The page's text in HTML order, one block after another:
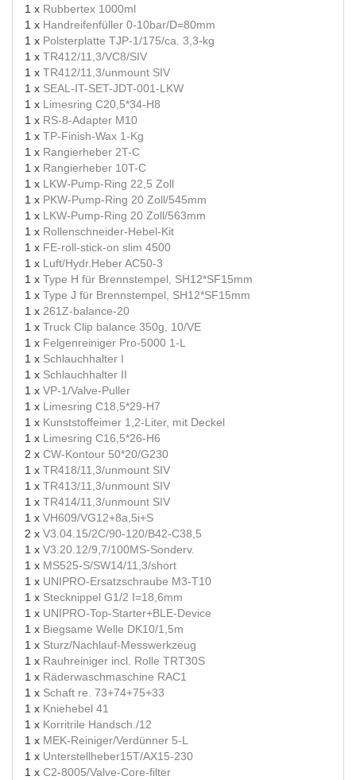
1 x Rubbertex 1000ml
1 x Handreifenfüller 0-10bar/D=80mm
1 x Polsterplatte TJP-1/175/ca. 3,3-kg
1 x TR412/11,3/VC8/SIV
1 x TR412/11,3/unmount SIV
1 x SEAL-IT-SET-JDT-001-LKW
1 x Limesring C20,5*34-H8
1 x RS-8-Adapter M10
1 x TP-Finish-Wax 1-Kg
1 x Rangierheber 2T-C
1 x Rangierheber 10T-C
1 x LKW-Pump-Ring 22,5 Zoll
1 x PKW-Pump-Ring 20 Zoll/545mm
1 x LKW-Pump-Ring 20 Zoll/563mm
1 x Rollenschneider-Hebel-Kit
1 x FE-roll-stick-on slim 4500
1 x Luft/Hydr.Heber AC50-3
1 x Type H für Brennstempel, SH12*SF15mm
1 x Type J für Brennstempel, SH12*SF15mm
1 x 261Z-balance-20
1 x Truck Clip balance 350g, 10/VE
1 x Felgenreiniger Pro-5000 1-L
1 x Schlauchhalter I
1 x Schlauchhalter II
1 x VP-1/Valve-Puller
1 x Limesring C18,5*29-H7
1 x Kunststoffeimer 1,2-Liter, mit Deckel
1 x Limesring C16,5*26-H6
2 x CW-Kontour 50*20/G230
1 x TR418/11,3/unmount SIV
1 x TR413/11,3/unmount SIV
1 x TR414/11,3/unmount SIV
1 x VH609/VG12+8a,5i+S
2 x V3.04.15/2C/90-120/B42-C38,5
1 x V3.20.12/9,7/100MS-Sonderv.
1 x MS525-S/SW14/11,3/short
1 x UNIPRO-Ersatzschraube M3-T10
1 x Stecknippel G1/2 I=18,6mm
1 x UNIPRO-Top-Starter+BLE-Device
1 x Biegsame Welle DK10/1,5m
1 x Sturz/Nachlauf-Messwerkzeug
1 x Rauhreiniger incl. Rolle TRT30S
1 x Räderwaschmaschine RAC1
1 x Schaft re. 73+74+75+33
1 x Kniehebel 41
1 x Korritrile Handsch./12
1 x MEK-Reiniger/Verdünner 5-L
1 x Unterstellheber15T/AX15-230
1 x C2-8005/Valve-Core-filter